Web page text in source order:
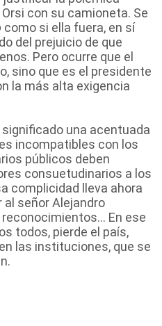
con su camioneta. Se
como si ella fuera, en sí
del prejuicio de que
Pero ocurre que el
sino que es el presidente
la más alta exigencia
una acentuada
incompatibles con los
públicos deben
consuetudinarios a los
complicidad lleva ahora
al señor Alejandro
En ese
todos, pierde el país,
las instituciones, que se